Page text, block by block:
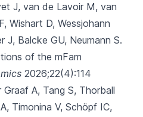
J, van de Lavoir M, van
Wishart D, Wessjohann
J, Balcke GU, Neumann S.
of the mFam
2026;22(4):114
A, Tang S, Thorball
Timonina V, Schöpf IC,